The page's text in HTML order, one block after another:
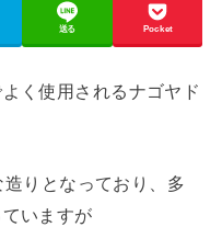
送る Pocket
く使用されるナゴヤド
りとなっており、多
いますが